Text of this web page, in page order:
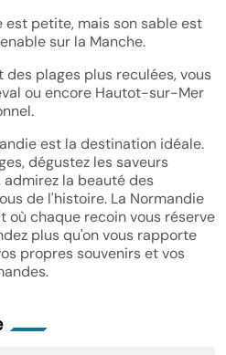
est petite, mais son sable est
sur la Manche.
plages plus reculées, vous
ou encore Hautot-sur-Mer
est la destination idéale.
dégustez les saveurs
la beauté des
de l'histoire. La Normandie
où chaque recoin vous réserve
plus qu'on vous rapporte
propres souvenirs et vos